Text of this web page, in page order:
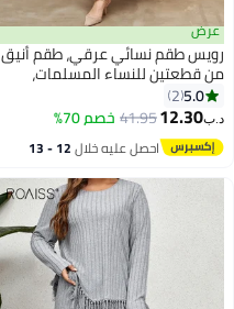
عرض
رويس طقم نسائي عرقي، طقم أنيق
من قطعتين للنساء المسلمات،
بلوزة بأكمام جرس مطرزة بأحجار
الراين، طقم بنطلون واسع الساق
بخصر عالٍ، لون كاكي فاتح
5.0
2
د.ب‏12.30
41.95خصم 70%
احصل عليه خلال 12 - 13